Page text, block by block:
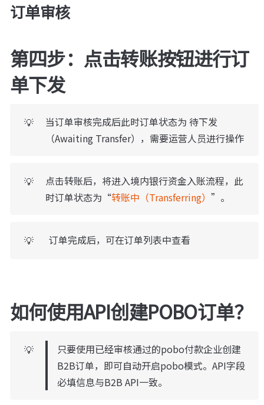
订单审核
第四步：点击转账按钮进行订
单下发
💡
当订单审核完成后此时订单状态为 待下发
（Awaiting Transfer），需要运营人员进行操作
💡
点击转账后，将进入境内银行资金入账流程，此
时订单状态为“转账中（Transferring） ”。
💡 订单完成后，可在订单列表中查看
如何使用API创建POBO订单？
💡
只要使用已经审核通过的pobo付款企业创建
B2B订单，即可自动开启pobo模式。API字段
必填信息与B2B API一致。